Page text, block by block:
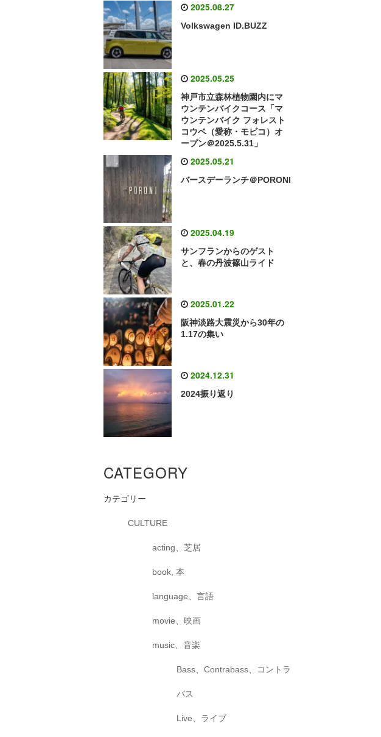
2025.08.27
Volkswagen ID.BUZZ
2025.05.25
神戸市立森林植物園内にマ
ウンテンバイクコース「マ
ウンテンバイク フォレスト
コウベ（愛称・モビコ）オ
ープン＠2025.5.31」
2025.05.21
バースデーランチ＠PORONI
2025.04.19
サンフランからのゲスト
と、春の丹波篠山ライド
2025.01.22
阪神淡路大震災から30年の
1.17の集い
2024.12.31
2024振り返り
CATEGORY
カテゴリー
CULTURE
acting、芝居
book, 本
language、言語
movie、映画
music、音楽
Bass、Contrabass、コントラ
バス
Live、ライブ